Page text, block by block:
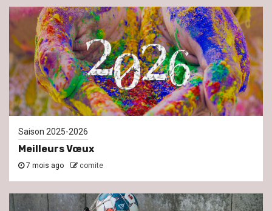
Saison 2025-2026
Meilleurs Vœux
7 mois ago comite